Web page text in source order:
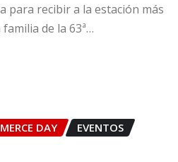
para recibir a la estación más
de la 63ª…
DAY
EVENTOS